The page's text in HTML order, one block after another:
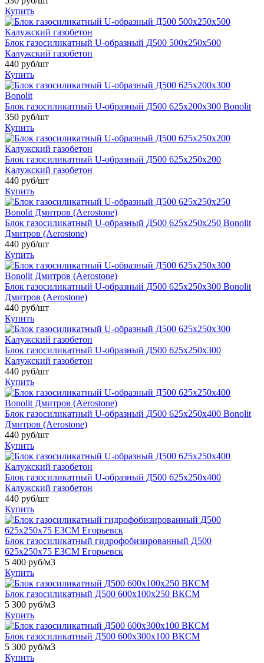
Купить
Блок газосиликатный U-образный Д500 500х250х500
Калужский газобетон
440 руб/шт
Купить
Блок газосиликатный U-образный Д500 625х200х300 Bonolit
350 руб/шт
Купить
Блок газосиликатный U-образный Д500 625х250х200
Калужский газобетон
440 руб/шт
Купить
Блок газосиликатный U-образный Д500 625х250х250 Bonolit
Дмитров (Aerostone)
440 руб/шт
Купить
Блок газосиликатный U-образный Д500 625х250х300 Bonolit
Дмитров (Aerostone)
440 руб/шт
Купить
Блок газосиликатный U-образный Д500 625х250х300
Калужский газобетон
440 руб/шт
Купить
Блок газосиликатный U-образный Д500 625х250х400 Bonolit
Дмитров (Aerostone)
440 руб/шт
Купить
Блок газосиликатный U-образный Д500 625х250х400
Калужский газобетон
440 руб/шт
Купить
Блок газосиликатный гидрофобизированный Д500
625х250х75 ЕЗСМ Егорьевск
5 400 руб/м3
Купить
Блок газосиликатный Д500 600x100x250 ВКСМ
5 300 руб/м3
Купить
Блок газосиликатный Д500 600x300x100 ВКСМ
5 300 руб/м3
Купить